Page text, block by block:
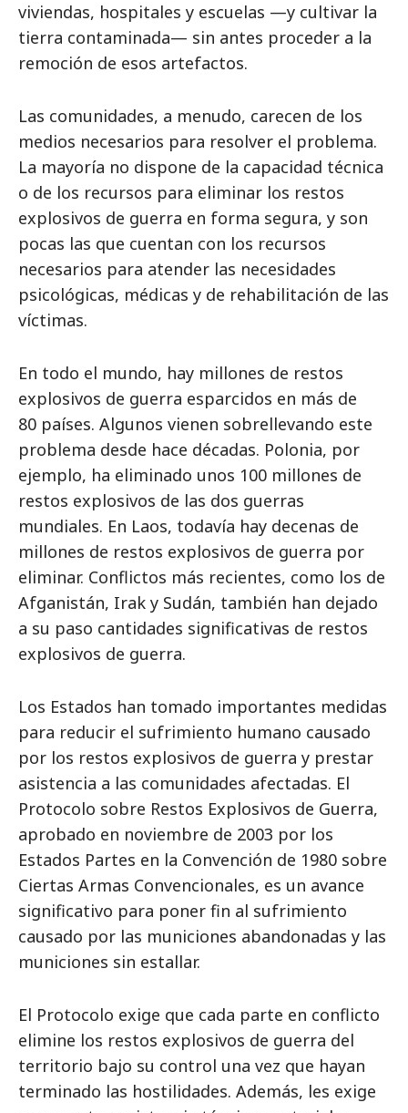
viviendas, hospitales y escuelas —y cultivar la
tierra contaminada— sin antes proceder a la
remoción de esos artefactos.
Las comunidades, a menudo, carecen de los
medios necesarios para resolver el problema.
La mayoría no dispone de la capacidad técnica
o de los recursos para eliminar los restos
explosivos de guerra en forma segura, y son
pocas las que cuentan con los recursos
necesarios para atender las necesidades
psicológicas, médicas y de rehabilitación de las
víctimas.
En todo el mundo, hay millones de restos
explosivos de guerra esparcidos en más de
80 países. Algunos vienen sobrellevando este
problema desde hace décadas. Polonia, por
ejemplo, ha eliminado unos 100 millones de
restos explosivos de las dos guerras
mundiales. En Laos, todavía hay decenas de
millones de restos explosivos de guerra por
eliminar. Conflictos más recientes, como los de
Afganistán, Irak y Sudán, también han dejado
a su paso cantidades significativas de restos
explosivos de guerra.
Los Estados han tomado importantes medidas
para reducir el sufrimiento humano causado
por los restos explosivos de guerra y prestar
asistencia a las comunidades afectadas. El
Protocolo sobre Restos Explosivos de Guerra,
aprobado en noviembre de 2003 por los
Estados Partes en la Convención de 1980 sobre
Ciertas Armas Convencionales, es un avance
significativo para poner fin al sufrimiento
causado por las municiones abandonadas y las
municiones sin estallar.
El Protocolo exige que cada parte en conflicto
elimine los restos explosivos de guerra del
territorio bajo su control una vez que hayan
terminado las hostilidades. Además, les exige